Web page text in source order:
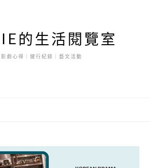
的生活閱覽室
影劇心得｜健行紀錄｜藝文活動